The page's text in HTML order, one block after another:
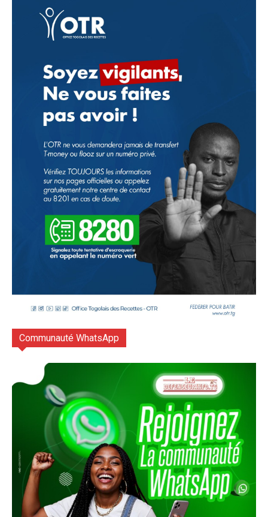
Communauté WhatsApp